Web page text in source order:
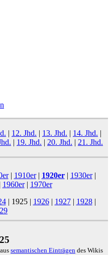
| 12. Jhd. | 13. Jhd. | 14. Jhd. |
| 19. Jhd. | 20. Jhd. | 21. Jhd.
| 1910er| 1920er| 1930er|
1960er| 1970er
| 1925| 1926| 1927| 1928|
semantischen Einträgen des Wikis